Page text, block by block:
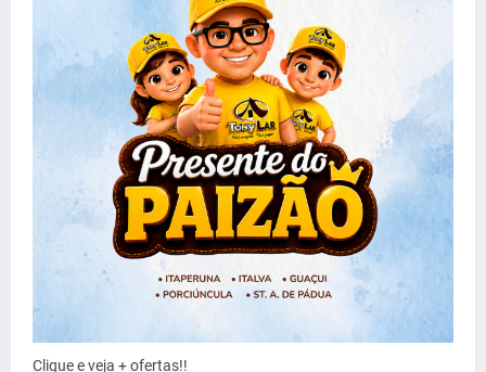
Clique e veja + ofertas!!